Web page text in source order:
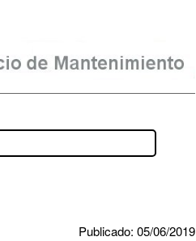
Publicado: 05/06/2019